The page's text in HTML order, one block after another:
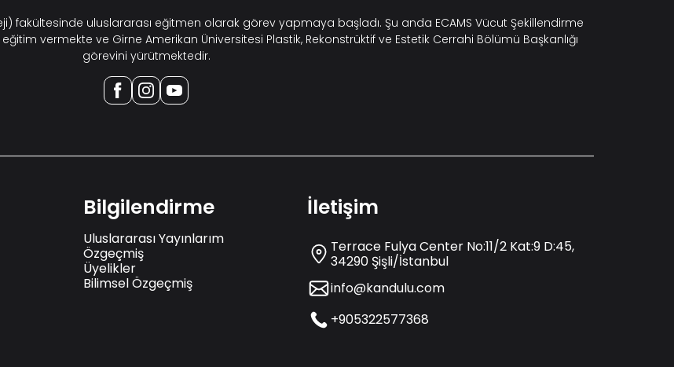
fakültesinde uluslararası eğitmen olarak görev yapmaya başladı. Şu anda ECAMS Vücut Şekillendirme
vermekte ve Girne Amerikan Üniversitesi Plastik, Rekonstrüktif ve Estetik Cerrahi Bölümü Başkanlığı
görevini yürütmektedir.
Bilgilendirme
Uluslararası Yayınlarım
Özgeçmiş
Üyelikler
Bilimsel Özgeçmiş
İletişim
Terrace Fulya Center No:11/2 Kat:9 D:45,
34290 Şişli/İstanbul
info@kandulu.com
+905322577368